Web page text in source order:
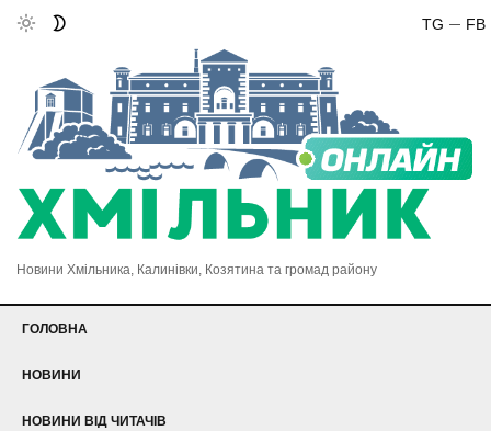
FB
TG
Новини Хмільника, Калинівки, Козятина та громад району
ГОЛОВНА
НОВИНИ
НОВИНИ ВІД ЧИТАЧІВ